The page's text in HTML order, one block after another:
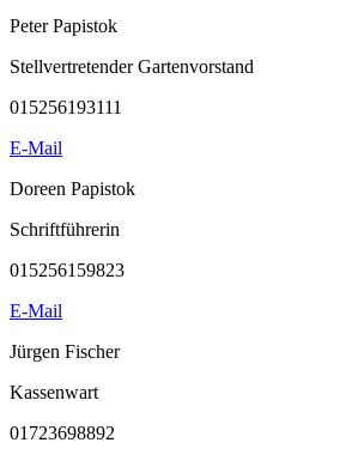
Peter Papistok
Stellvertretender Gartenvorstand
015256193111
E-Mail
Doreen Papistok
Schriftführerin
015256159823
E-Mail
Jürgen Fischer
Kassenwart
01723698892